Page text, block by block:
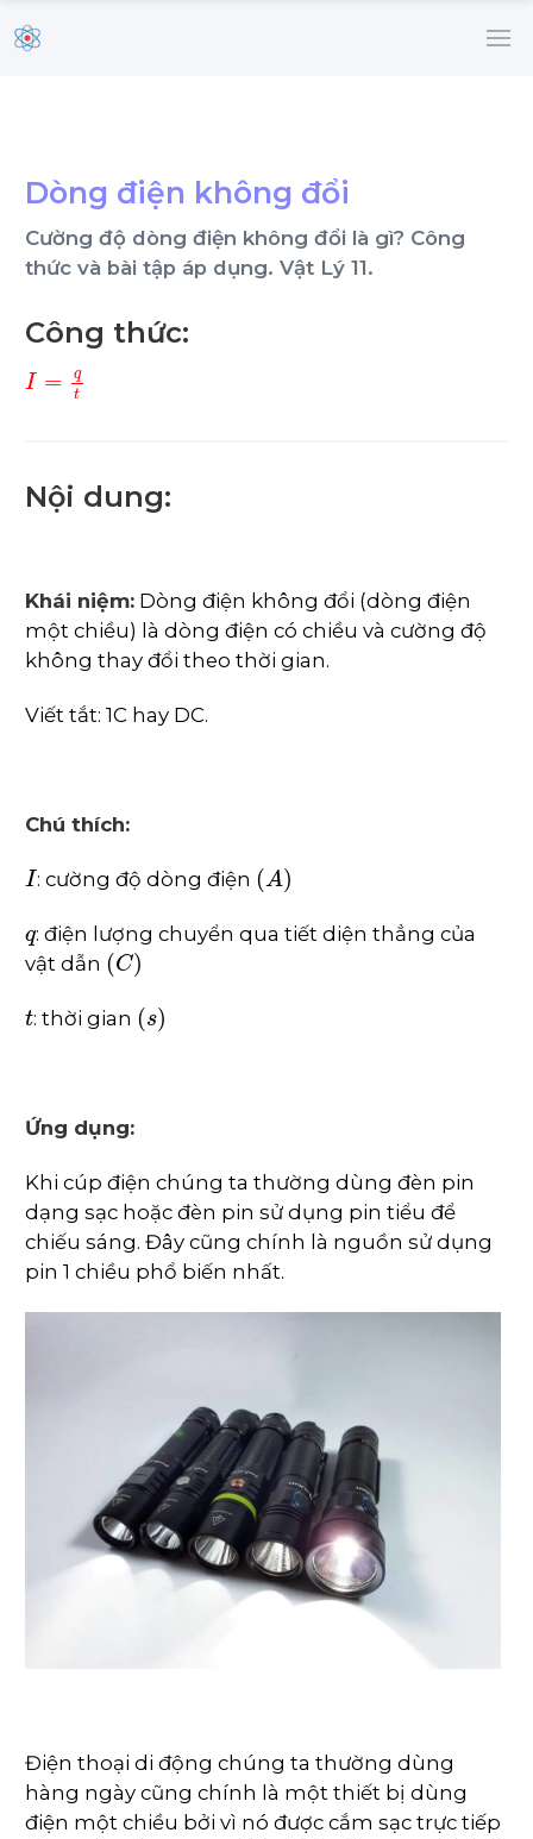
Dòng điện không đổi
Cường độ dòng điện không đổi là gì? Công
thức và bài tập áp dụng. Vật Lý 11.
Công thức:
I=
Nội dung:
Khái niệm: Dòng điện không đổi (dòng điện
một chiều) là dòng điện có chiều và cường độ
không thay đổi theo thời gian.
Viết tắt: 1C hay DC.
Chú thích:
I : cường độ dòng điện (A)
: điện lượng chuyển qua tiết diện thẳng của
vật dẫn (C)
t: thời gian (s )
Ứng dụng:
Khi cúp điện chúng ta thường dùng đèn pin
dạng sạc hoặc đèn pin sử dụng pin tiểu để
chiếu sáng. Đây cũng chính là nguồn sử dụng
pin 1 chiều phổ biến nhất.
Điện thoại di động chúng ta thường dùng
hàng ngày cũng chính là một thiết bị dùng
điện một chiều bởi vì nó được cắm sạc trực tiếp